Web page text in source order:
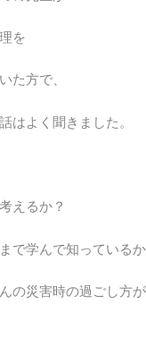
を
た方で、
はよく聞きました。
えるか？
で学んで知っているか
の災害時の過ごし方が